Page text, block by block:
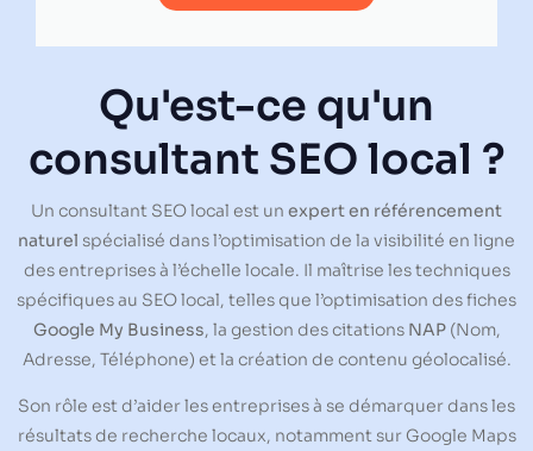
Qu'est-ce qu'un
consultant SEO local ?
Un consultant SEO local est un expert en référencement
naturel spécialisé dans l’optimisation de la visibilité en ligne
des entreprises à l’échelle locale. Il maîtrise les techniques
spécifiques au SEO local, telles que l’optimisation des fiches
Google My Business, la gestion des citations NAP(Nom,
Adresse, Téléphone) et la création de contenu géolocalisé.
Son rôle est d’aider les entreprises à se démarquer dans les
résultats de recherche locaux, notamment sur Google Maps